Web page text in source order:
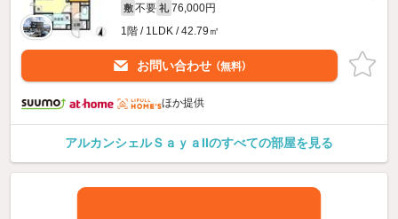
敷 不要 礼 76,000円
1階 / 1LDK / 42.79㎡
お問い合わせ （無料）
ほか提供
アルカンシェルＳａｙａIIのすべての部屋を見る